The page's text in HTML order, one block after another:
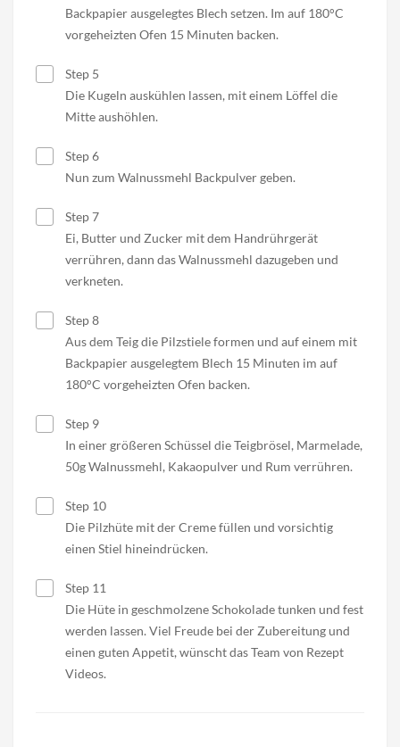
Backpapier ausgelegtes Blech setzen. Im auf 180°C
vorgeheizten Ofen 15 Minuten backen.
Step 5
Die Kugeln auskühlen lassen, mit einem Löffel die
Mitte aushöhlen.
Step 6
Nun zum Walnussmehl Backpulver geben.
Step 7
Ei, Butter und Zucker mit dem Handrührgerät
verrühren, dann das Walnussmehl dazugeben und
verkneten.
Step 8
Aus dem Teig die Pilzstiele formen und auf einem mit
Backpapier ausgelegtem Blech 15 Minuten im auf
180°C vorgeheizten Ofen backen.
Step 9
In einer größeren Schüssel die Teigbrösel, Marmelade,
50g Walnussmehl, Kakaopulver und Rum verrühren.
Step 10
Die Pilzhüte mit der Creme füllen und vorsichtig
einen Stiel hineindrücken.
Step 11
Die Hüte in geschmolzene Schokolade tunken und fest
werden lassen. Viel Freude bei der Zubereitung und
einen guten Appetit, wünscht das Team von Rezept
Videos.